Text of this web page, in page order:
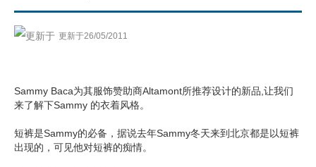
更新于26/05/2011
Sammy Baca为其服饰赞助商Altamont所推荐设计的新品,让我们
来了解下Sammy 的衣着风格。
短裤是Sammy的必备，据说去年Sammy冬天来到北京都是以短裤
出现的，可见他对短裤的痴情。